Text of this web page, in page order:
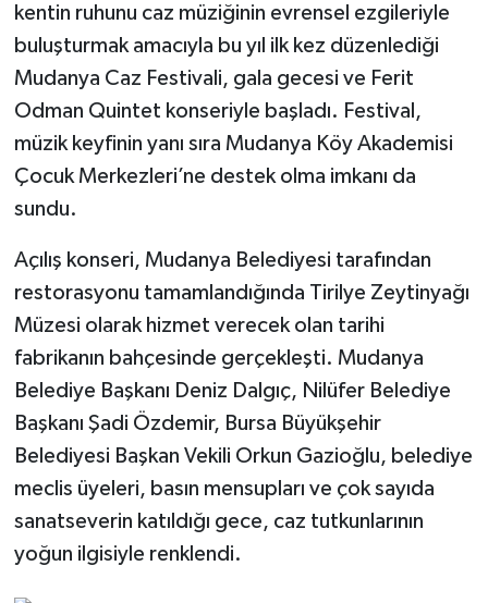
kentin ruhunu caz müziğinin evrensel ezgileriyle
buluşturmak amacıyla bu yıl ilk kez düzenlediği
Mudanya Caz Festivali, gala gecesi ve Ferit
Odman Quintet konseriyle başladı. Festival,
müzik keyfinin yanı sıra Mudanya Köy Akademisi
Çocuk Merkezleri’ne destek olma imkanı da
sundu.
Açılış konseri, Mudanya Belediyesi tarafından
restorasyonu tamamlandığında Tirilye Zeytinyağı
Müzesi olarak hizmet verecek olan tarihi
fabrikanın bahçesinde gerçekleşti. Mudanya
Belediye Başkanı Deniz Dalgıç, Nilüfer Belediye
Başkanı Şadi Özdemir, Bursa Büyükşehir
Belediyesi Başkan Vekili Orkun Gazioğlu, belediye
meclis üyeleri, basın mensupları ve çok sayıda
sanatseverin katıldığı gece, caz tutkunlarının
yoğun ilgisiyle renklendi.